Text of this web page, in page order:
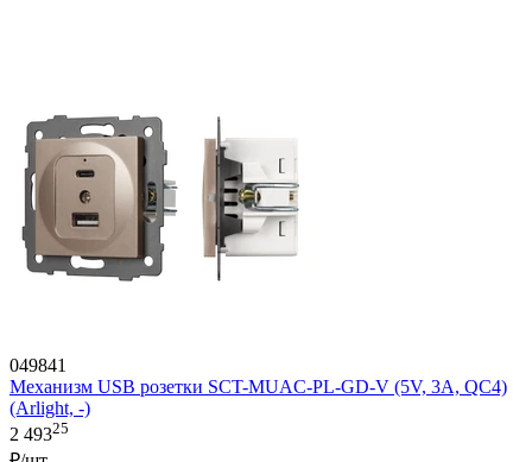
049841
Механизм USB розетки SCT-MUAC-PL-GD-V (5V, 3A, QC4)
(Arlight, -)
2 49325